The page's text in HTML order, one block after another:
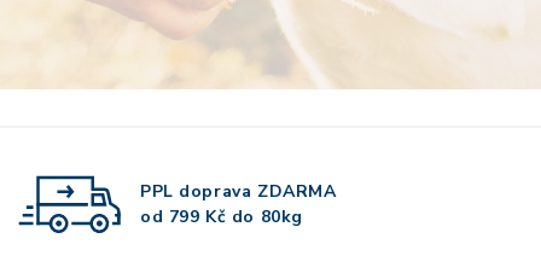
PPL doprava ZDARMA
od 799 Kč do 80kg